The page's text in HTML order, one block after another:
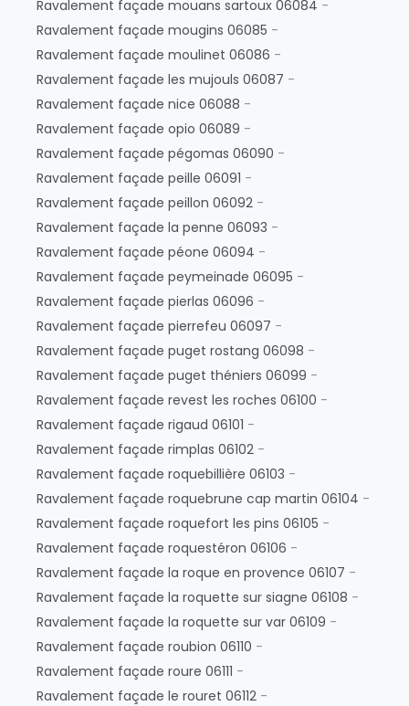
Ravalement façade mouans sartoux 06084 -
Ravalement façade mougins 06085 -
Ravalement façade moulinet 06086 -
Ravalement façade les mujouls 06087 -
Ravalement façade nice 06088 -
Ravalement façade opio 06089 -
Ravalement façade pégomas 06090 -
Ravalement façade peille 06091 -
Ravalement façade peillon 06092 -
Ravalement façade la penne 06093 -
Ravalement façade péone 06094 -
Ravalement façade peymeinade 06095 -
Ravalement façade pierlas 06096 -
Ravalement façade pierrefeu 06097 -
Ravalement façade puget rostang 06098 -
Ravalement façade puget théniers 06099 -
Ravalement façade revest les roches 06100 -
Ravalement façade rigaud 06101 -
Ravalement façade rimplas 06102 -
Ravalement façade roquebillière 06103 -
Ravalement façade roquebrune cap martin 06104 -
Ravalement façade roquefort les pins 06105 -
Ravalement façade roquestéron 06106 -
Ravalement façade la roque en provence 06107 -
Ravalement façade la roquette sur siagne 06108 -
Ravalement façade la roquette sur var 06109 -
Ravalement façade roubion 06110 -
Ravalement façade roure 06111 -
Ravalement façade le rouret 06112 -